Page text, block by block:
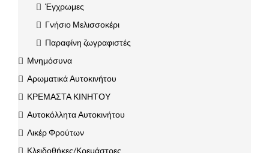
Έγχρωμες
Γνήσιο Μελισσοκέρι
Παραφίνη ζωγραφιστές
Μνημόσυνα
Αρωματικά Αυτοκινήτου
ΚΡΕΜΑΣΤΑ ΚΙΝΗΤΟΥ
Αυτοκόλλητα Αυτοκινήτου
Λικέρ Φρούτων
Κλειδοθήκες/Κρεμάστρες